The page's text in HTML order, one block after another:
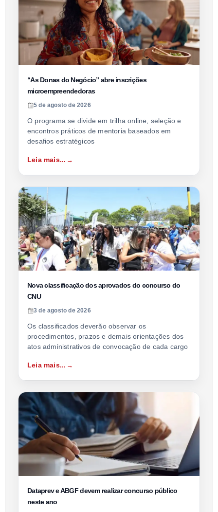
“As Donas do Negócio” abre inscrições
microempreendedoras
5 de agosto de 2026
O programa se divide em trilha online, seleção e
encontros práticos de mentoria baseados em
desafios estratégicos
Leia mais...
Nova classificação dos aprovados do concurso do
CNU
3 de agosto de 2026
Os classificados deverão observar os
procedimentos, prazos e demais orientações dos
atos administrativos de convocação de cada cargo
Leia mais...
Dataprev e ABGF devem realizar concurso público
neste ano